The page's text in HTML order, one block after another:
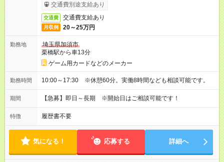
交通費別途支給あり
交通費 交通費支給あり
月収例 20～25万円
勤務地
埼玉県加須市
栗橋駅から車13分
ゲーム用カードなどのメーカー
勤務時間 10:00～17:30 ※休憩60分。実働8時間なども相談可能です。
期間 【急募】即日～長期 ※開始日はご相談可能です！
特徴 履歴書不要
気になる！ 応募する 詳細へ